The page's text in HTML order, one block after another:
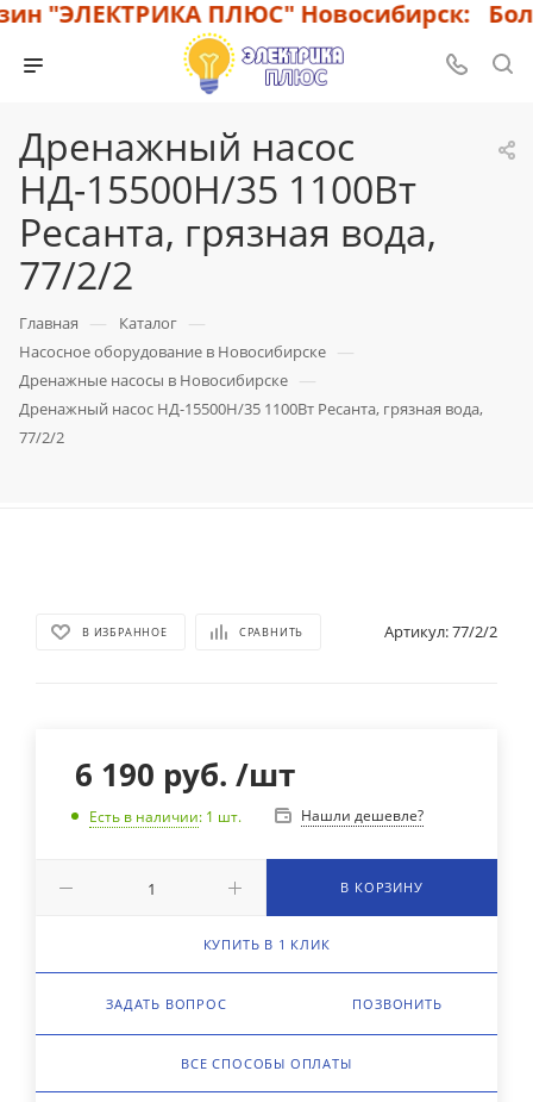
"ЭЛЕКТРИКА ПЛЮС" Новосибирск:
Дренажный насос
НД-15500Н/35 1100Вт
Ресанта, грязная вода,
77/2/2
Главная — Каталог —
Насосное оборудование в Новосибирске —
Дренажные насосы в Новосибирске —
Дренажный насос НД-15500Н/35 1100Вт Ресанта, грязная вода,
77/2/2
В ИЗБРАННОЕ СРАВНИТЬ Артикул:77/2/2
6 190 руб. /шт
Есть в наличии: 1 шт. Нашли дешевле?
В КОРЗИНУ
КУПИТЬ В 1 КЛИК
ЗАДАТЬ ВОПРОС ПОЗВОНИТЬ
ВСЕ СПОСОБЫ ОПЛАТЫ